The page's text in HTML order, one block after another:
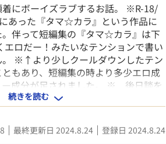
にボーイズラブするお話。 ※R-18/
あった『タマ☆カラ』という作品に
伴って短編集の『タマ☆カラ』は下
ロだー！みたいなテンションで書い
。 ※↑より少しクールダウンしたテン
もあり、短編集の時より多少エロ成
ー成分が足されました。 ※ 後日談を
した。
n/n7dac80e377bf よろしくお
パデュノ（受・主人公） 属性：ヒー
。 過去にトラウマがあるちょっとだけ
続きを読む
最終更新日 2024.8.24 登録日 2024.8.24